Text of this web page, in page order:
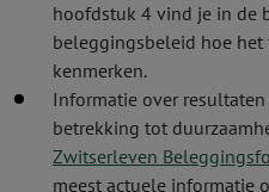
hoofdstuk 4 vind je in de
beleggingsbeleid hoe
kenmerken.
Informatie over
betrekking tot
Zwitserleven
meest actuele informatie